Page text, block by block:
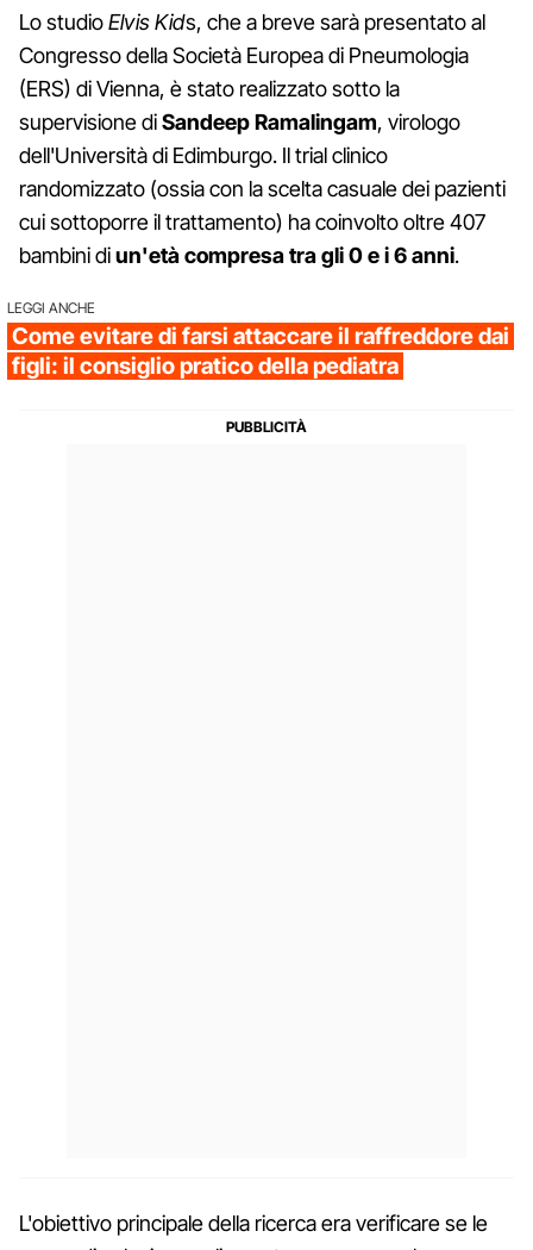
Lo studioElvis Kids, che a breve sarà presentato al
Congresso della Società Europea di Pneumologia
(ERS) di Vienna, è stato realizzato sotto la
supervisione diSandeep Ramalingam, virologo
dell'Università di Edimburgo. Il trial clinico
randomizzato (ossia con la scelta casuale dei pazienti
cui sottoporre il trattamento) ha coinvolto oltre 407
bambini diun'età compresa tra gli 0 e i 6 anni.
LEGGI ANCHE
Come evitare di farsi attaccare il raffreddore dai
figli: il consiglio pratico della pediatra
L'obiettivo principale della ricerca era verificare se le